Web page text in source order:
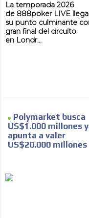
La temporada 2026
de 888poker LIVE
su punto culminante
gran final del circuito
en Londr...
Polymarket busca
US$1.000 millones y
apunta a valer
US$20.000 millones